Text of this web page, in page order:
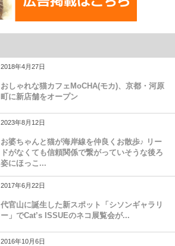
2018年4月27日
おしゃれな猫カフェMoCHA(モカ)、京都・河原
町に新店舗をオープン
2023年8月12日
お婆ちゃんと猫が海岸線を仲良くお散歩♪ リー
ドがなくても信頼関係で繋がっていそうな後ろ
姿にほっこ...
2017年6月22日
代官山に誕生した新スポット「シソンギャラリ
ー」でCat’s ISSUEのネコ展覧会が...
2016年10月6日